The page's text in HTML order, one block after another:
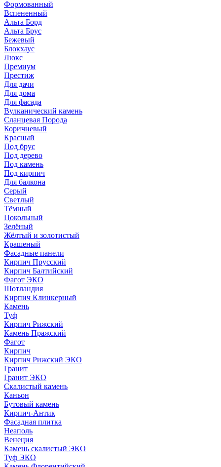
Формованный
Вспененный
Альта Борд
Альта Брус
Бежевый
Блокхаус
Люкс
Премиум
Престиж
Для дачи
Для дома
Для фасада
Вулканический камень
Сланцевая Порода
Коричневый
Красный
Под брус
Под дерево
Под камень
Под кирпич
Для балкона
Серый
Светлый
Тёмный
Цокольный
Зелёный
Жёлтый и золотистый
Крашеный
Фасадные панели
Кирпич Прусский
Кирпич Балтийский
Фагот ЭКО
Шотландия
Кирпич Клинкерный
Камень
Туф
Кирпич Рижский
Камень Пражский
Фагот
Кирпич
Кирпич Рижский ЭКО
Гранит
Гранит ЭКО
Скалистый камень
Каньон
Бутовый камень
Кирпич-Антик
Фасадная плитка
Неаполь
Венеция
Камень скалистый ЭКО
Туф ЭКО